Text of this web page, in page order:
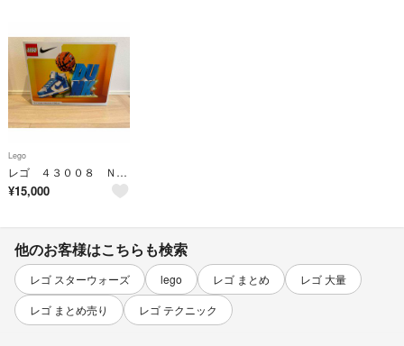
Lego
レゴ ４３００８ Ｎｉｋｅ Ｄｕｎｋ
¥15,000
他のお客様はこちらも検索
レゴ スターウォーズ lego レゴ まとめ
レゴ 大量
レゴ まとめ売り
レゴ テクニック